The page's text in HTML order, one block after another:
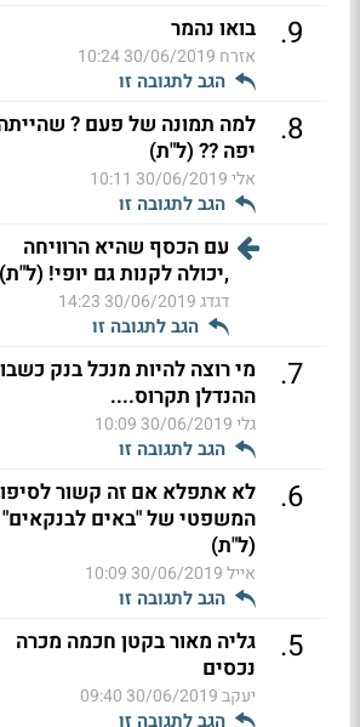
9
. בואו נהמר
אזרח 30/06/2019 10:24
הגב לתגובה זו
8
.
למה תמונה של פעם ?
יפה ?? (ל"ת)
אלי30/06/2019 10:11
הגב לתגובה זו
עם הכסף שהיא הרוויחה
,יכולה לקנות גם יופי! (ל"ת)
דגדג30/06/2019 14:23
הגב לתגובה זו
7
.
מי רוצה להיות מנכל בנק
ההנדלן תקרוס....
גלי30/06/2019 10:09
הגב לתגובה זו
6
.
לא אתפלא אם זה קשור
המשפטי של "באים לבנקאים"
(ל"ת)
אייל30/06/2019 10:09
הגב לתגובה זו
5
.
גליה מאור בקטן חכמה מכרה
נכסים
יעקב30/06/2019 09:40
הגב לתגובה זו